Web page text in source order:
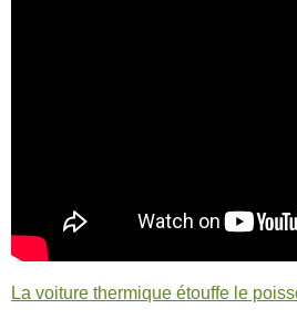
La voiture thermique étouffe le